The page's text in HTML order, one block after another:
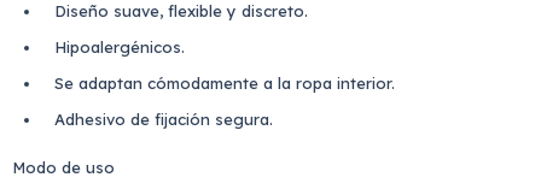
Diseño suave, flexible y discreto.
Hipoalergénicos.
Se adaptan cómodamente a la ropa interior.
Adhesivo de fijación segura.
Modo de uso